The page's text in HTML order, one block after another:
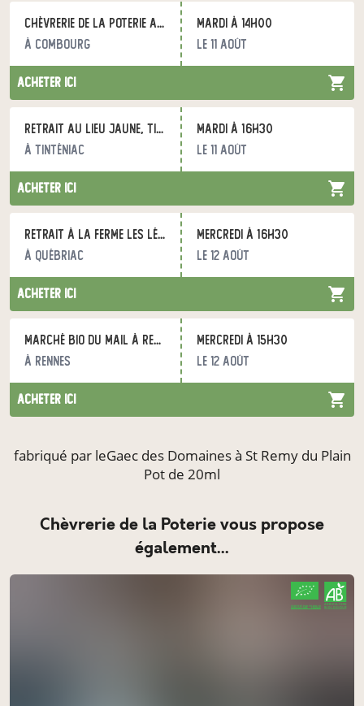
Chèvrerie de la Poterie au CPSA
à Combourg
mardi à 14h00
le 11 août
acheter ici
Retrait au Lieu Jaune, Tinténiac
à Tinténiac
mardi à 16h30
le 11 août
acheter ici
Retrait à la ferme Les Légumes du Grand Bois
à Québriac
mercredi à 16h30
le 12 août
acheter ici
Marché bio du Mail à Rennes
à Rennes
mercredi à 15h30
le 12 août
acheter ici
fabriqué par leGaec des Domaines à St Remy du Plain
Pot de 20ml
Chèvrerie de la Poterie vous propose
également...
CERTIFIÉ PAR FR-BIO-10
AGRICULTURE FRANCE